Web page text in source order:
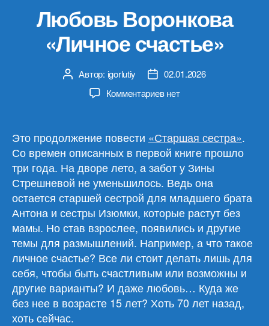
Любовь Воронкова
«Личное счастье»
Автор
записи
Автор: igorlutiy
Дата02.01.2026
Комментариевк
«Личное
счастье»
нет
Это продолжение повести «Старшая сестра».
Со времен описанных в первой книге прошло
три года. На дворе лето, а забот у Зины
Стрешневой не уменьшилось. Ведь она
остается старшей сестрой для младшего брата
Антона и сестры Изюмки, которые растут без
мамы. Но став взрослее, появились и другие
темы для размышлений. Например, а что такое
личное счастье? Все ли стоит делать лишь для
себя, чтобы быть счастливым или возможны и
другие варианты? И даже любовь… Куда же
без нее в возрасте 15 лет? Хоть 70 лет назад,
хоть сейчас.